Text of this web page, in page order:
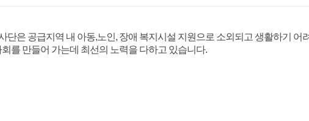
단은 공급지역 내 아동,노인, 장애 복지시설 지원으로 소외되고 생활하기 어
를 만들어 가는데 최선의 노력을 다하고 있습니다.